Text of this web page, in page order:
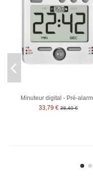
Minuteur digital - Pré-
33,79 € 38,40 €